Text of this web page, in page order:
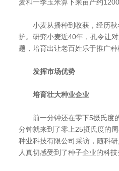
麦和一季玉米算下来亩产约
小麦从播种到收获，经历秋
护。研究小麦近40年，孔令让
题，培育出让老百姓乐于推广
发挥市场优势
培育壮大种业企业
前一分钟还在零下5摄氏度的
分钟就来到了零上25摄氏度的
种业科技有限公司采访，随科
人真切感受到了种子企业的科技